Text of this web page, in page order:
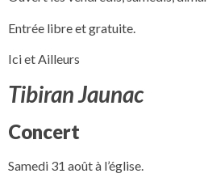
Entrée libre et gratuite.
Ici et Ailleurs
Tibiran Jaunac
Concert
Samedi 31 août à l’église.